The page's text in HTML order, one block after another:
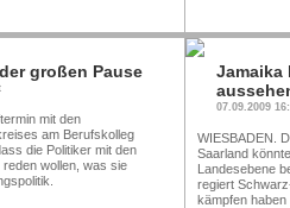
großen Pause
mit den
am Berufskolleg
die Politiker mit den
wollen, was sie
Jamaika
07.09.2009
WIESBADEN.
Saarland
Landesebene
regiert
kämpfen